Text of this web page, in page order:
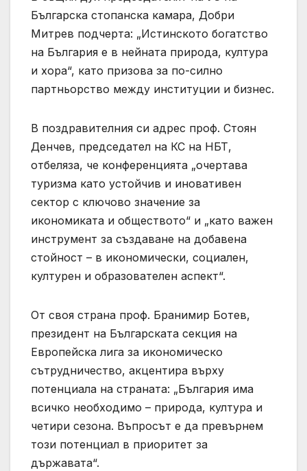
Българска стопанска камара, Добри
Митрев подчерта: „Истинското богатство
на България е в нейната природа, култура
и хора“, като призова за по-силно
партньорство между институции и бизнес.
В поздравителния си адрес проф. Стоян
Денчев, председател на КС на НБТ,
отбеляза, че конференцията „очертава
туризма като устойчив и иновативен
сектор с ключово значение за
икономиката и обществото“ и „като важен
инструмент за създаване на добавена
стойност – в икономически, социален,
културен и образователен аспект“.
От своя страна проф. Бранимир Ботев,
президент на Българската секция на
Европейска лига за икономическо
сътрудничество, акцентира върху
потенциала на страната: „България има
всичко необходимо – природа, култура и
четири сезона. Въпросът е да превърнем
този потенциал в приоритет за
държавата“.